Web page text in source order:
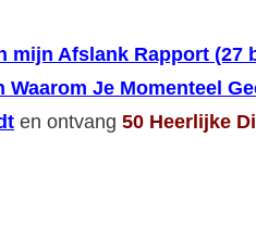
mijn Afslank Rapport (27
Waarom Je Momenteel
en ontvang 50 Heerlijke